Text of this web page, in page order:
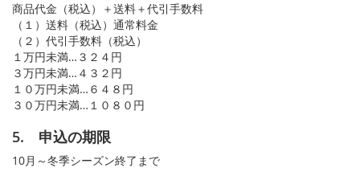
商品代金（税込）＋送料＋代引手数料
（１）送料（税込）通常料金
（２）代引手数料（税込）
１万円未満…３２４円
３万円未満…４３２円
１０万円未満…６４８円
３０万円未満…１０８０円
5. 申込の期限
10月～冬季シーズン終了まで